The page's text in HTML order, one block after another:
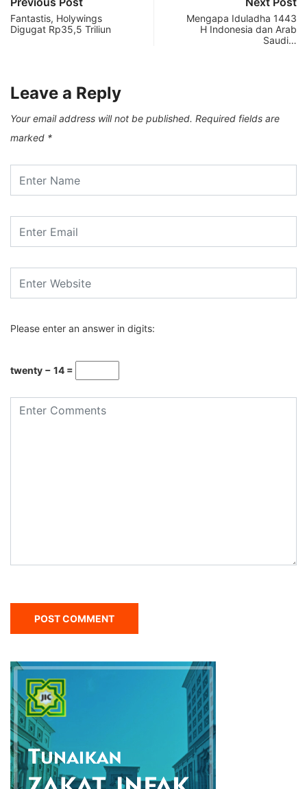
Fantastis, Holywings
Digugat Rp35,5 Triliun
Mengapa Iduladha 1443
H Indonesia dan Arab
Saudi…
Leave a Reply
Your email address will not be published. Required fields are
marked *
Please enter an answer in digits:
twenty − 14 =